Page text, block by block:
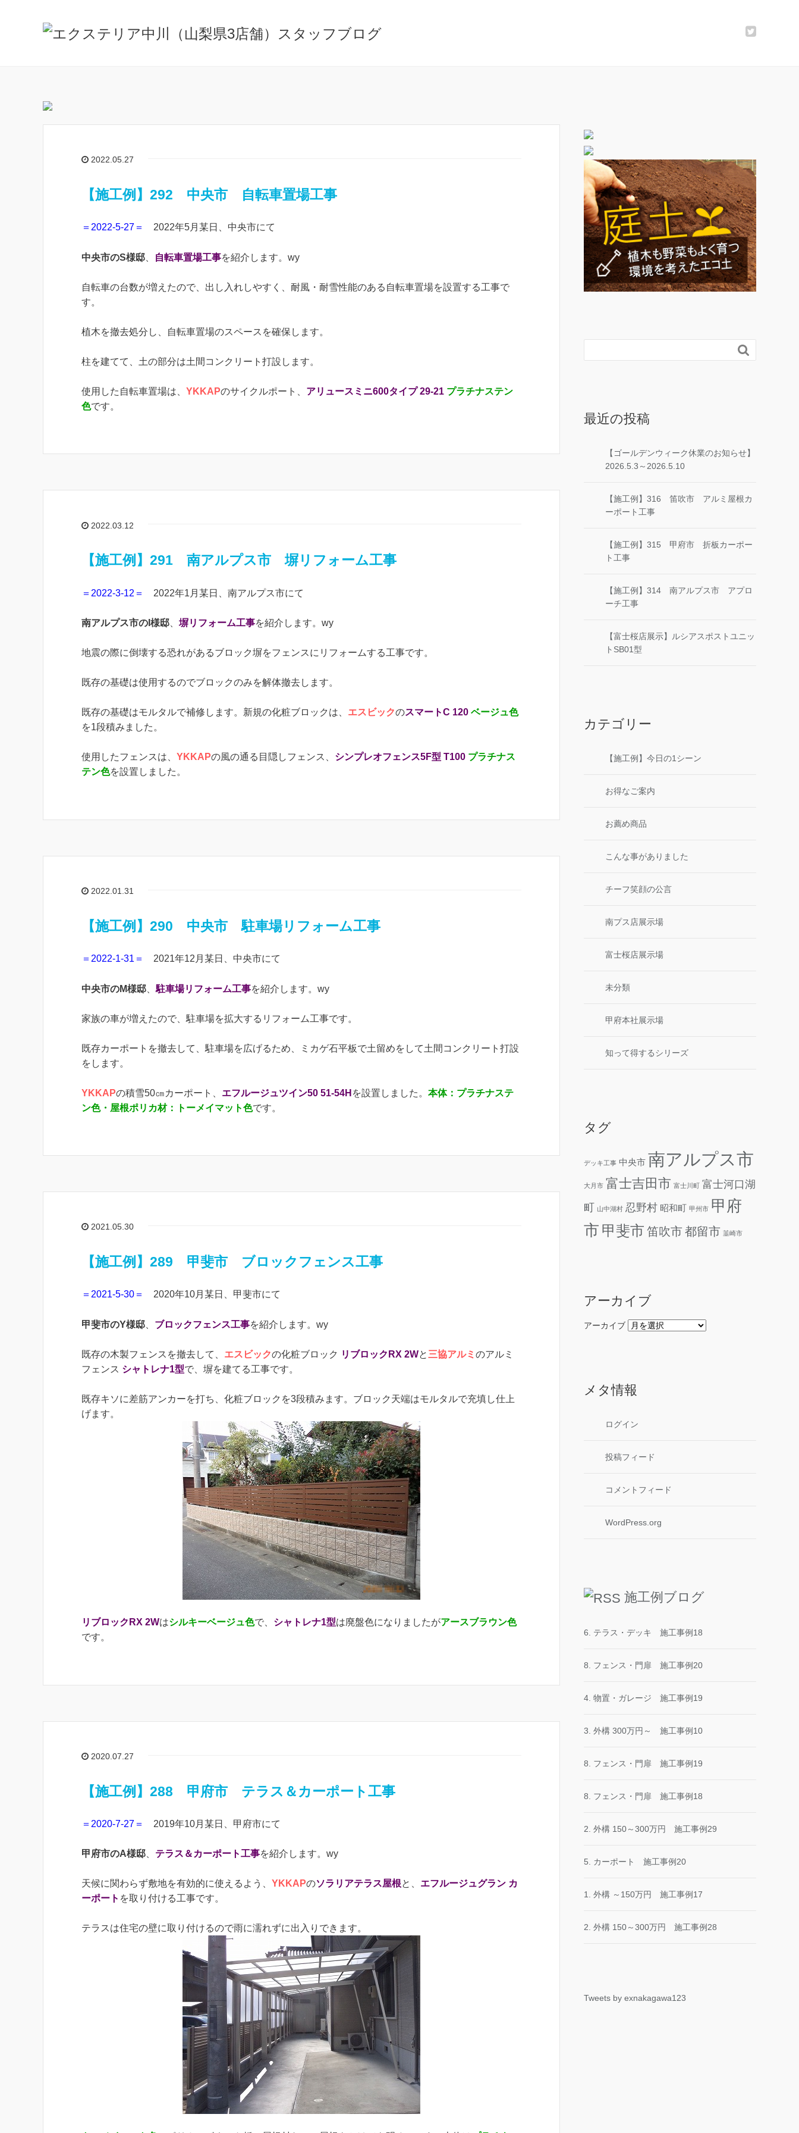
2022.05.27
【施工例】292 中央市 自転車置場工事
＝2022-5-27＝ 2022年5月某日、中央市にて
中央市のS様邸 自転車置場工事を紹介します。wy
自転車の台数が増えたので、出し入れしやすく、耐風・耐雪性能のある自転車置場を設置する工事で
す。
植木を撤去処分し、自転車置場のスペースを確保します。
柱を建てて、土の部分は土間コンクリート打設します。
使用した自転車置場は、 YKKAPのサイクルポート、 アリュースミニ600タイプ 29-21 プラチナステン
色です。
2022.03.12
【施工例】291 南アルプス市 塀リフォーム工事
＝2022-3-12＝ 2022年1月某日、南アルプス市にて
南アルプス市のI様邸 塀リフォーム工事を紹介します。wy
地震の際に倒壊する恐れがあるブロック塀をフェンスにリフォームする工事です。
既存の基礎は使用するのでブロックのみを解体撤去します。
既存の基礎はモルタルで補修します。新規の化粧ブロックは、 エスビックのスマートC 120 ベージュ色
を1段積みました。
使用したフェンスは、 YKKAPの風の通る目隠しフェンス、 シンプレオフェンス5F型 T100 プラチナス
テン色を設置しました。
2022.01.31
【施工例】290 中央市 駐車場リフォーム工事
＝2022-1-31＝ 2021年12月某日、中央市にて
中央市のM様邸 駐車場リフォーム工事を紹介します。wy
家族の車が増えたので、駐車場を拡大するリフォーム工事です。
既存カーポートを撤去して、駐車場を広げるため、ミカゲ石平板で土留めをして土間コンクリート打設
をします。
YKKAPの積雪50㎝カーポート、 エフルージュツイン50 51-54H を設置しました。 本体：プラチナステ
ン色・屋根ポリカ材：トーメイマット色です。
2021.05.30
【施工例】289 甲斐市 ブロックフェンス工事
＝2021-5-30＝ 2020年10月某日、甲斐市にて
甲斐市のY様邸 ブロックフェンス工事を紹介します。wy
既存の木製フェンスを撤去して、 エスビックの化粧ブロック リブロックRX 2Wと 三協アルミ のアルミ
フェンス シャトレナ1型で、塀を建てる工事です。
既存キソに差筋アンカーを打ち、化粧ブロックを3段積みます。ブロック天端はモルタルで充填し仕上
げます。
リブロックRX 2Wはシルキーベージュ色で、 シャトレナ1型は廃盤色になりましたがアースブラウン色
です。
2020.07.27
【施工例】288 甲府市 テラス＆カーポート工事
＝2020-7-27＝ 2019年10月某日、甲府市にて
甲府市のA様邸 テラス＆カーポート工事を紹介します。wy
天候に関わらず敷地を有効的に使えるよう、 YKKAPのソラリアテラス屋根と、 エフルージュグラン カ
ーポート を取り付ける工事です。
テラスは住宅の壁に取り付けるので雨に濡れずに出入りできます。

最近の投稿
【ゴールデンウィーク休業のお知らせ】
2026.5.3～2026.5.10
【施工例】316 笛吹市 アルミ屋根カ
ーポート工事
【施工例】315 甲府市 折板カーポー
ト工事
【施工例】314 南アルプス市 アプロ
ーチ工事
【富士桜店展示】ルシアスポストユニッ
トSB01型
カテゴリー
【施工例】今日の1シーン
お得なご案内
お薦め商品
こんな事がありました
チーフ笑顔の公言
南プス店展示場
富士桜店展示場
未分類
甲府本社展示場
知って得するシリーズ
タグ
デッキ工事 中央市 南アルプス市
大月市 富士吉田市 富士川町
富士河口湖
町
山中湖村 忍野村 昭和町 甲州市 甲府
市 甲斐市 笛吹市都留市 韮崎市
アーカイブ
アーカイブ
メタ情報
ログイン
投稿フィード
コメントフィード
WordPress.org
施工例ブログ
6. テラス・デッキ 施工事例18
8. フェンス・門扉 施工事例20
4. 物置・ガレージ 施工事例19
3. 外構 300万円～ 施工事例10
8. フェンス・門扉 施工事例19
8. フェンス・門扉 施工事例18
2. 外構 150～300万円 施工事例29
5. カーポート 施工事例20
1. 外構 ～150万円 施工事例17
2. 外構 150～300万円 施工事例28
Tweets by exnakagawa123